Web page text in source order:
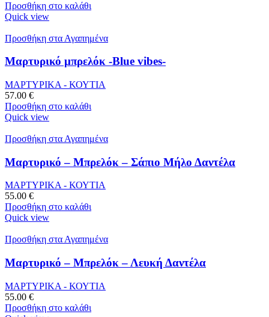
Προσθήκη στο καλάθι
Quick view
Προσθήκη στα Αγαπημένα
Μαρτυρικό μπρελόκ -Blue vibes-
ΜΑΡΤΥΡΙΚΑ - ΚΟΥΤΙΑ
57.00 €
Προσθήκη στο καλάθι
Quick view
Προσθήκη στα Αγαπημένα
Μαρτυρικό – Μπρελόκ – Σάπιο Μήλο Δαντέλα
ΜΑΡΤΥΡΙΚΑ - ΚΟΥΤΙΑ
55.00 €
Προσθήκη στο καλάθι
Quick view
Προσθήκη στα Αγαπημένα
Μαρτυρικό – Μπρελόκ – Λευκή Δαντέλα
ΜΑΡΤΥΡΙΚΑ - ΚΟΥΤΙΑ
55.00 €
Προσθήκη στο καλάθι